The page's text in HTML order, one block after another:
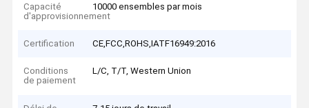
Capacité
d'approvisionnement
10000 ensembles par mois
Certification CE,FCC,ROHS,IATF16949:2016
Conditions
de paiement
L/C, T/T, Western Union